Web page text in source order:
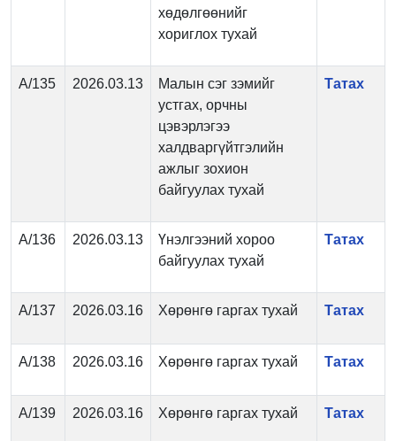
хөдөлгөөнийг
хориглох тухай
А/135 2026.03.13
Малын сэг зэмийг
устгах, орчны
цэвэрлэгээ
халдваргүйтгэлийн
ажлыг зохион
байгуулах тухай
Татах
А/136 2026.03.13
Үнэлгээний хороо
байгуулах тухай
Татах
А/137 2026.03.16 Хөрөнгө гаргах тухай Татах
А/138 2026.03.16 Хөрөнгө гаргах тухай Татах
А/139 2026.03.16 Хөрөнгө гаргах тухай Татах